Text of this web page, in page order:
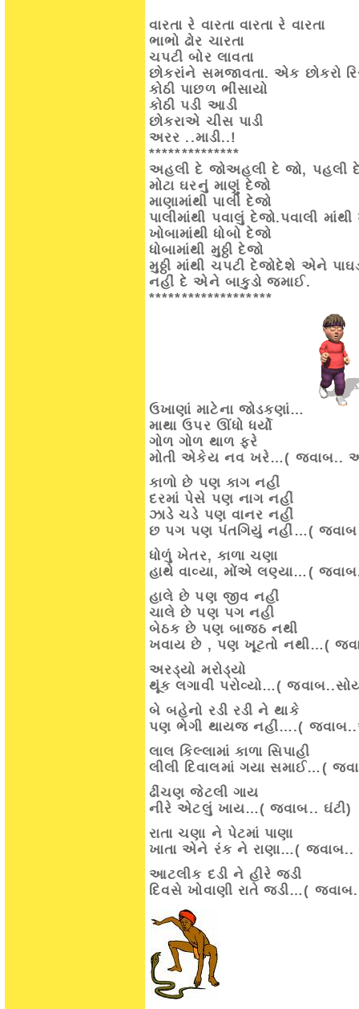
વારતા રે વારતા વારતા રે વારતા
ભાભો ઢોર ચારતા
ચપટી બોર લાવતા
છોકરાંને સમજાવતા. એક છોકરો
કોઠી પાછળ ભીંસાયો
કોઠી પડી આડી
છોકરાએ ચીસ પાડી
અરર ..માડી..!
**************
અહલી દે જોઅહલી દે જો, પહલી
મોટા ઘરનું માણું દેજો
માણામાંથી પાલી દેજો
પાલીમાંથી પવાલું દેજો.પવાલી
ખોબામાંથી ધોબો દેજો
ધોબામાંથી મુઠ્ઠી દેજો
મુઠ્ઠી માંથી ચપટી દેજોદેશે એને
નહીં દે એને બાકુડો જમાઈ.
*******************
ઉખાણાં માટેના જોડકણાં…
માથા ઉપર ઊંધો ધર્યો
ગોળ ગોળ થાળ ફરે
મોતી એકેય નવ ખરે…( જવાબ..
કાળો છે પણ કાગ નહીં
દરમાં પેસે પણ નાગ નહીં
ઝાડે ચડે પણ વાનર નહીં
છ પગ પણ પંતગિયું નહીં…( જવાબ
ધોળું ખેતર, કાળા ચણા
હાથે વાવ્યા, મોંએ લણ્યા…(
હાલે છે પણ જીવ નહીં
ચાલે છે પણ પગ નહી
બેઠક છે પણ બાજઠ નથી
ખવાય છે , પણ ખૂટતો નથી…(
અરડ્યો મરોડ્યો
થૂંક લગાવી પરોવ્યો…(
બે બહેનો રડી રડી ને થાકે
પણ ભેગી થાયજ નહીં….(
લાલ કિલ્લામાં કાળા સિપાહી
લીલી દિવાલમાં ગયા સમાઈ…(
ઢીંચણ જેટલી ગાય
નીરે એટલું ખાય…( જવાબ.. ઘંટી)
રાતા ચણા ને પેટમાં પાણા
ખાતા એને રંક ને રાણા…( જવાબ..
આટલીક દડી ને હીરે જડી
દિવસે ખોવાણી રાતે જડી…( જવાબ..